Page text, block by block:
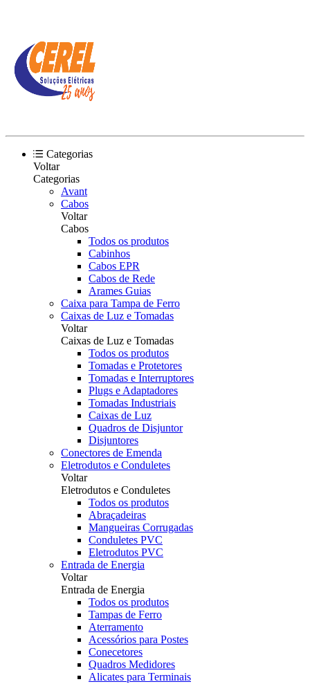
Categorias
Voltar
Categorias
Avant
Cabos
Voltar
Cabos
Todos os produtos
Cabinhos
Cabos EPR
Cabos de Rede
Arames Guias
Caixa para Tampa de Ferro
Caixas de Luz e Tomadas
Voltar
Caixas de Luz e Tomadas
Todos os produtos
Tomadas e Protetores
Tomadas e Interruptores
Plugs e Adaptadores
Tomadas Industriais
Caixas de Luz
Quadros de Disjuntor
Disjuntores
Conectores de Emenda
Eletrodutos e Conduletes
Voltar
Eletrodutos e Conduletes
Todos os produtos
Abraçadeiras
Mangueiras Corrugadas
Conduletes PVC
Eletrodutos PVC
Entrada de Energia
Voltar
Entrada de Energia
Todos os produtos
Tampas de Ferro
Aterramento
Acessórios para Postes
Conecetores
Quadros Medidores
Alicates para Terminais